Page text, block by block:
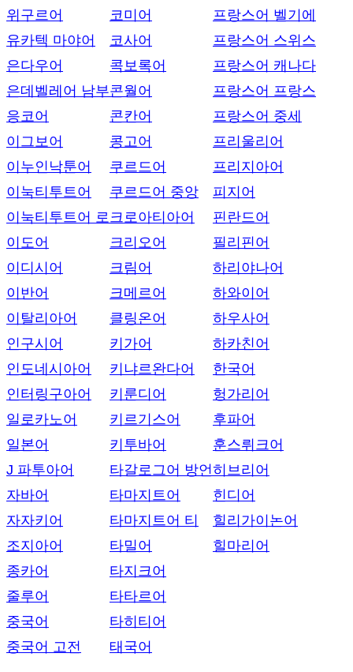
위구르어
유카텍 마야어
은다우어
은데벨레어 남부
응코어
이그보어
이누인낙툰어
이눅티투트어
이눅티투트어 로
이도어
이디시어
이반어
이탈리아어
인구시어
인도네시아어
인터링구아어
일로카노어
일본어
J 파투아어
자바어
자자키어
조지아어
종카어
줄루어
중국어
중국어 고전
코미어
코사어
콕보록어
콘월어
콘칸어
콩고어
쿠르드어
쿠르드어 중앙
크로아티아어
크리오어
크림어
크메르어
클링온어
키가어
키냐르완다어
키룬디어
키르기스어
키투바어
타갈로그어 방언
타마지트어
타마지트어 티
타밀어
타지크어
타타르어
타히티어
태국어
프랑스어 벨기에
프랑스어 스위스
프랑스어 캐나다
프랑스어 프랑스
프랑스어 중세
프리울리어
프리지아어
피지어
핀란드어
필리핀어
하리야나어
하와이어
하우사어
하카친어
한국어
헝가리어
후파어
훈스뤼크어
히브리어
힌디어
힐리가이논어
힐마리어